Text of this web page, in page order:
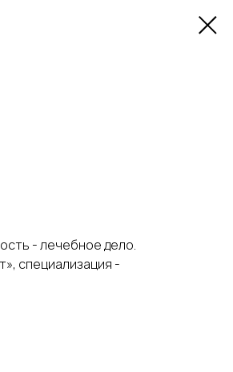
- лечебное дело.
специализация -